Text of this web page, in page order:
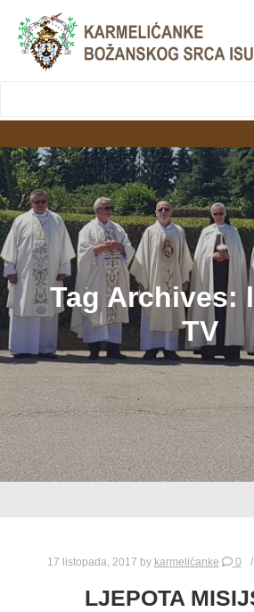
LjekarnaCroatia.com
Tag Archives:
TV
17 listopada, 2017 by karmelićanke 0
LJEPOTA